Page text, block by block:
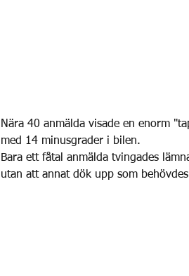
Nära 40 anmälda visade en enorm
med 14 minusgrader i bilen.
Bara ett fåtal anmälda tvingades
utan att annat dök upp som